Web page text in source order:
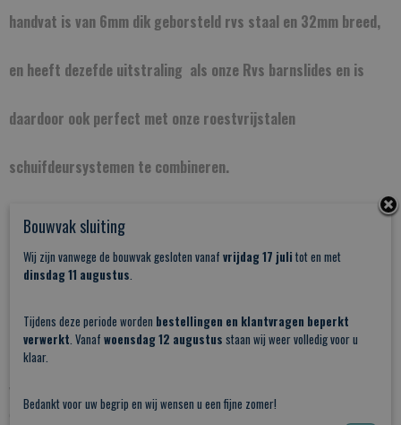
handvat is van 6mm dik geborsteld rvs staal en 32mm breed,
en heeft dezefde uitstraling als onze Rvs barnslides en is
daardoor ook perfect met onze roestvrijstalen
schuifdeursystemen te combineren.
Deze greep heeft een aantrekkelijke prijs want voor slechts
37,95 heeft u eendubbele
monteren is.
Wordt geleverd inclusief doorsteekbouten waardoor
deze greep toepasbaar is voor deuren tot 45 mm dikte.
Bouwvak sluiting
Wij zijn vanwege de bouwvak gesloten vanaf vrijdag 17 juli tot en met
dinsdag 11 augustus.
Tijdens deze periode worden bestellingen en klantvragen beperkt
verwerkt. Vanaf woensdag 12 augustus staan wij weer volledig voor u
klaar.
Bedankt voor uw begrip en wij wensen u een fijne zomer!